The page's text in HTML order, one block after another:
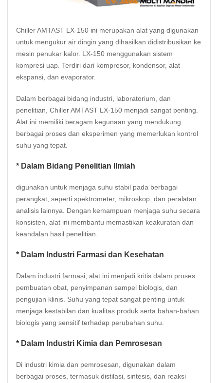
Chiller AMTAST LX-150 ini merupakan alat yang digunakan
untuk mengukur air dingin yang dihasilkan didistribusikan ke
mesin penukar kalor. LX-150 menggunakan sistem
kompresi uap. Terdiri dari kompresor, kondensor, alat
ekspansi, dan evaporator.
Dalam berbagai bidang industri, laboratorium, dan
penelitian, Chiller AMTAST LX-150 menjadi sangat penting.
Alat ini memiliki beragam kegunaan yang mendukung
berbagai proses dan eksperimen yang memerlukan kontrol
suhu yang tepat.
* Dalam Bidang Penelitian Ilmiah
digunakan untuk menjaga suhu stabil pada berbagai
perangkat, seperti spektrometer, mikroskop, dan peralatan
analisis lainnya. Dengan kemampuan menjaga suhu secara
konsisten, alat ini membantu memastikan keakuratan dan
keandalan hasil penelitian.
* Dalam Industri Farmasi dan Kesehatan
Dalam industri farmasi, alat ini menjadi kritis dalam proses
pembuatan obat, penyimpanan sampel biologis, dan
pengujian klinis. Suhu yang tepat sangat penting untuk
menjaga kestabilan dan kualitas produk serta bahan-bahan
biologis yang sensitif terhadap perubahan suhu.
* Dalam Industri Kimia dan Pemrosesan
Di industri kimia dan pemrosesan, digunakan dalam
berbagai proses, termasuk distilasi, sintesis, dan reaksi